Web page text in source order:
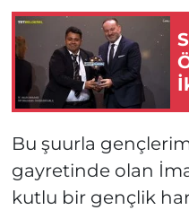
Bu şuurla
gayretinde olan
kutlu bir gençlik